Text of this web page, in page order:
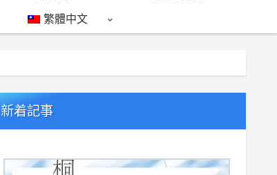
繁體中文
新着記事